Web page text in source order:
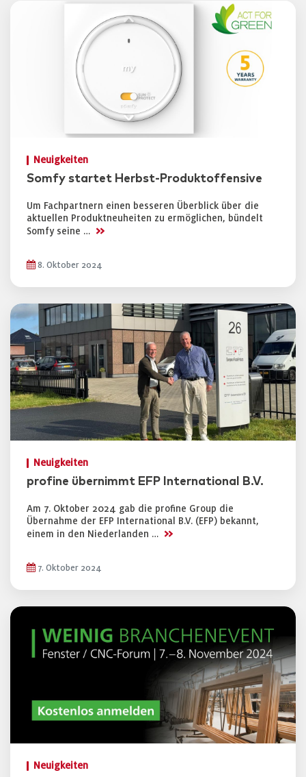
Neuigkeiten
Somfy startet Herbst-Produktoffensive
Um Fachpartnern einen besseren Überblick über die
aktuellen Produktneuheiten zu ermöglichen, bündelt
Somfy seine … >>
8. Oktober 2024
Neuigkeiten
profine übernimmt EFP International B.V.
Am 7. Oktober 2024 gab die profine Group die
Übernahme der EFP International B.V. (EFP) bekannt,
einem in den Niederlanden … >>
7. Oktober 2024
Neuigkeiten